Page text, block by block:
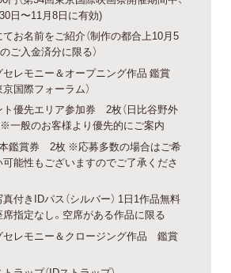
日〜11月8日に有効)
お名前をご紹介（制作の都合上10月5
ご入金済分に限る）
レモニー＆オープニング作品 鑑賞
国際フォーラム）
ト優先エリア参加券 2枚（日比谷野外
※一般のお客様より優先的にご案内
鑑賞券 2枚 ※応募多数の場合はご希
能性もございますのでご了承くださ
付きIDパス（シルバー） 1日1作品無料
指定なし。空席がある作品に限る
セレモニー＆クロージング作品 鑑賞